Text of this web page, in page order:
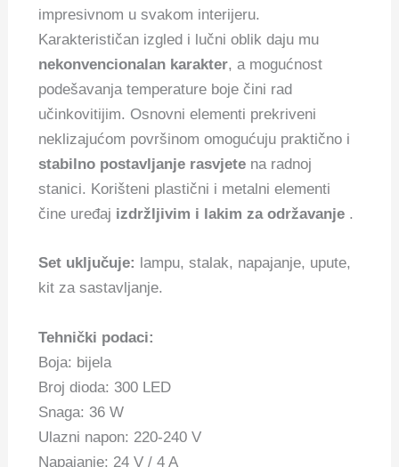
impresivnom u svakom interijeru.
Karakterističan izgled i lučni oblik daju mu
nekonvencionalan karakter, a mogućnost
podešavanja temperature boje čini rad
učinkovitijim. Osnovni elementi prekriveni
neklizajućom površinom omogućuju praktično i
stabilno postavljanje rasvjete na radnoj
stanici. Korišteni plastični i metalni elementi
čine uređaj izdržljivim i lakim za održavanje .
Set uključuje: lampu, stalak, napajanje, upute,
kit za sastavljanje.
Tehnički podaci:
Boja: bijela
Broj dioda: 300 LED
Snaga: 36 W
Ulazni napon: 220-240 V
Napajanje: 24 V / 4 A